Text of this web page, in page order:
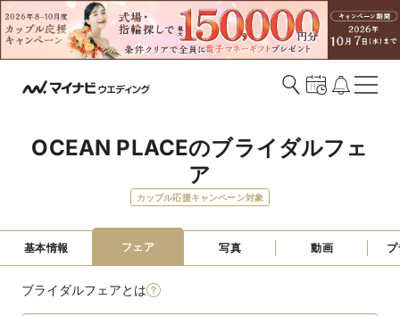
OCEAN PLACEのブライダルフェ
ア
カップル応援キャンペーン対象
基本情報 フェア 写真 動画
ブライダルフェアとは